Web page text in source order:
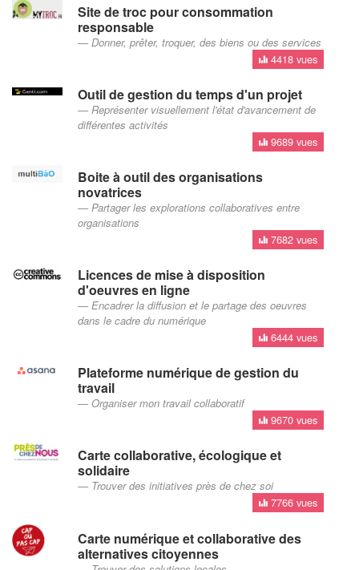
Site de troc pour consommation
responsable
Donner, prêter, troquer, des biens ou des services
4418 vues
Outil de gestion du temps d'un projet
Représenter visuellement l'état d'avancement de
différentes activités
9689 vues
Boite à outil des organisations
novatrices
Partager les explorations collaboratives entre
organisations
7682 vues
Licences de mise à disposition
d'oeuvres en ligne
Encadrer la diffusion et le partage des oeuvres
dans le cadre du numérique
6444 vues
Plateforme numérique de gestion du
travail
Organiser mon travail collaboratif
9670 vues
Carte collaborative, écologique et
solidaire
Trouver des initiatives près de chez soi
7766 vues
Carte numérique et collaborative des
alternatives citoyennes